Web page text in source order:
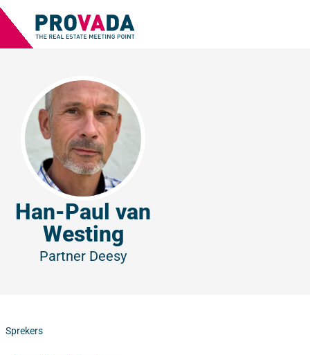
Han-Paul van
Westing
Partner Deesy
Sprekers